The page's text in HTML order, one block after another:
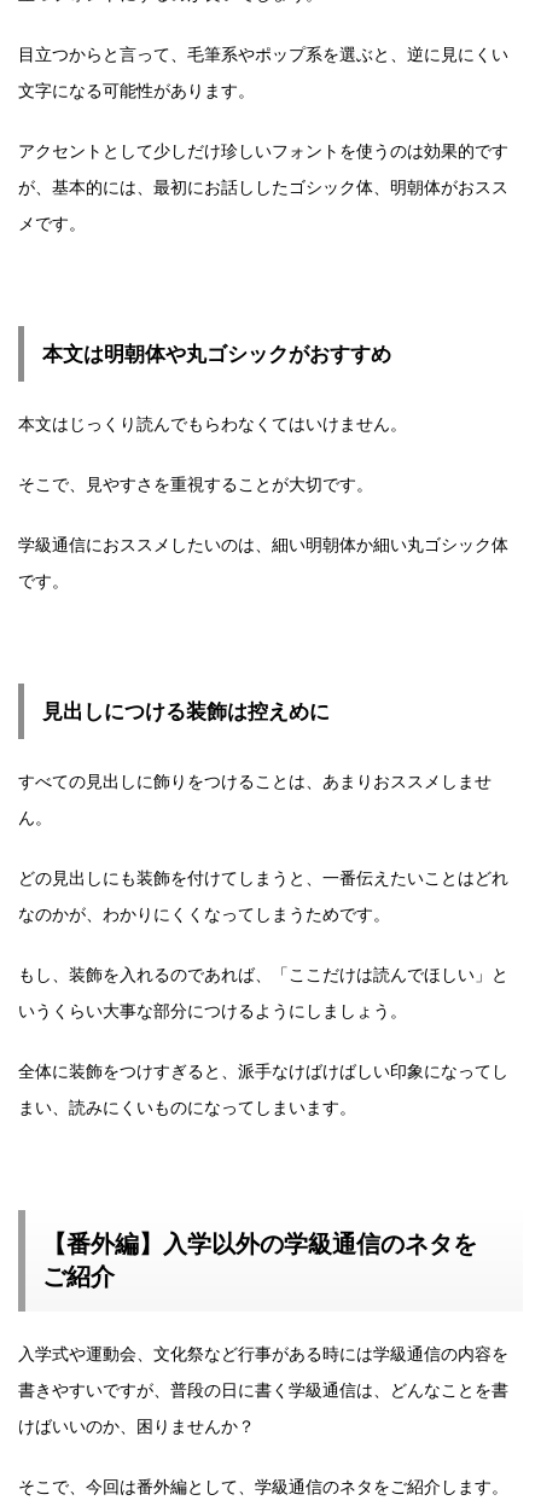
目立つからと言って、毛筆系やポップ系を選ぶと、逆に見にくい
文字になる可能性があります。
アクセントとして少しだけ珍しいフォントを使うのは効果的です
が、基本的には、最初にお話ししたゴシック体、明朝体がおスス
メです。
本文は明朝体や丸ゴシックがおすすめ
本文はじっくり読んでもらわなくてはいけません。
そこで、見やすさを重視することが大切です。
学級通信におススメしたいのは、細い明朝体か細い丸ゴシック体
です。
見出しにつける装飾は控えめに
すべての見出しに飾りをつけることは、あまりおススメしませ
ん。
どの見出しにも装飾を付けてしまうと、一番伝えたいことはどれ
なのかが、わかりにくくなってしまうためです。
もし、装飾を入れるのであれば、「ここだけは読んでほしい」と
いうくらい大事な部分につけるようにしましょう。
全体に装飾をつけすぎると、派手なけばけばしい印象になってし
まい、読みにくいものになってしまいます。
【番外編】入学以外の学級通信のネタを
ご紹介
入学式や運動会、文化祭など行事がある時には学級通信の内容を
書きやすいですが、普段の日に書く学級通信は、どんなことを書
けばいいのか、困りませんか？
そこで、今回は番外編として、学級通信のネタをご紹介します。